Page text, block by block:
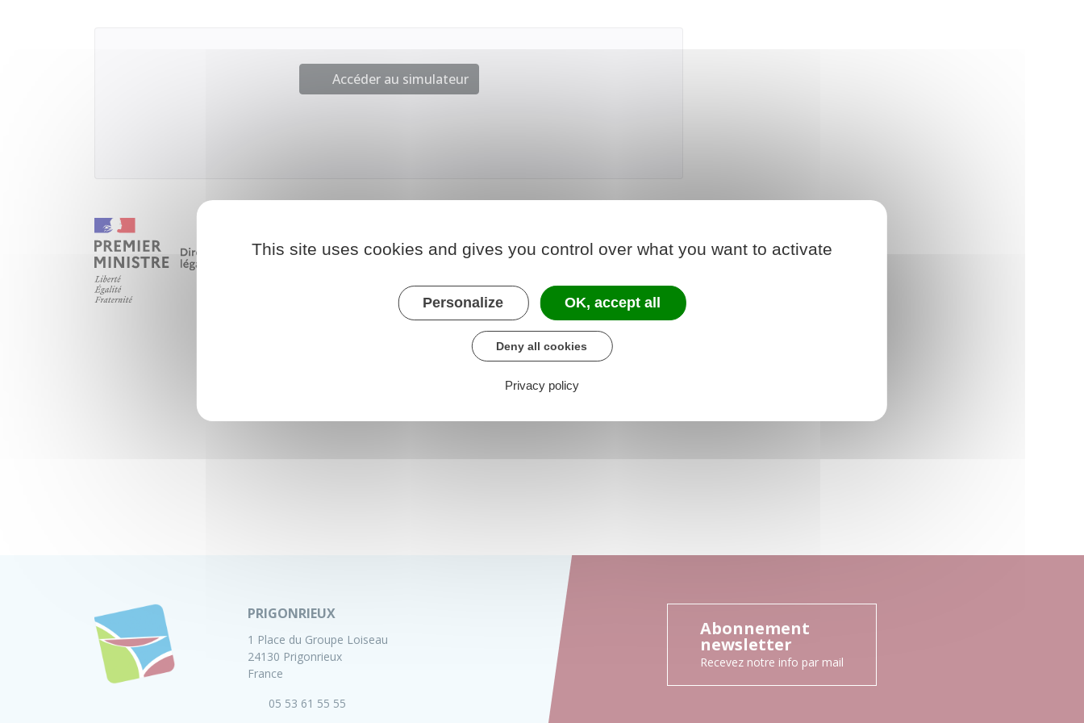
Accéder au simulateur
PRIGONRIEUX
1 Place du Groupe Loiseau
24130 Prigonrieux
France
05 53 61 55 55
Abonnement
newsletter
Recevez notre info par mail
This site uses cookies and gives you control over what you want to activate
Personalize OK, accept all
Deny all cookies
Privacy policy